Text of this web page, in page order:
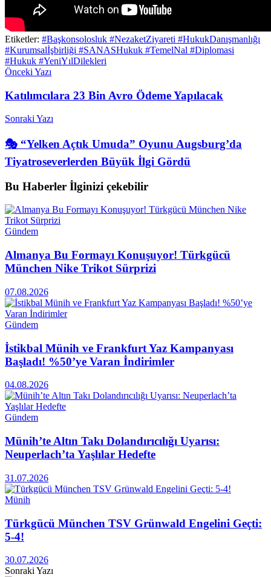
Etiketler: #Başkonsolosluk #NezaketZiyareti #HukukDanışmanlığı
#Kurumsalİşbirliği #SANASHukuk #TemelNal #Diplomasi
#Hukuk #YeniYılDilekleri
Önceki Yazı
Katılımcılara 23 Bin Avro Ödeme Yapılacak
Sonraki Yazı
🎭 “Yelken Açtık Umuda” Oyunu Augsburg’da
Tiyatroseverlerden Büyük İlgi Gördü
Bu Haberler İlginizi çekebilir
Gündem
Almanya Bu Formayı Konuşuyor! Türkgücü
München Nike Trikot Sürprizi
07.08.2026
Gündem
İstikbal Münih ve Frankfurt Yaz Kampanyası
Başladı! %50’ye Varan İndirimler
04.08.2026
Gündem
Münih’te Altın Takı Dolandırıcılığı Uyarısı:
Neuperlach’ta Yaşlılar Hedefte
31.07.2026
Münih
Türkgücü München TSV Grünwald Engelini Geçti:
5-4!
30.07.2026
Sonraki Yazı